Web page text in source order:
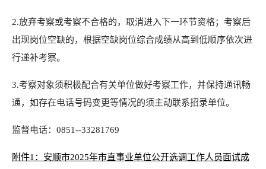
2.放弃考察或考察不合格的，取消进入下一环节资格；考察后
出现岗位空缺的，根据空缺岗位综合成绩从高到低顺序依次进
行递补考察。
3.考察对象须积极配合有关单位做好考察工作，并保持通讯畅
通，如存在电话号码变更等情况的须主动联系招录单位。
监督电话：0851--33281769
附件1：安顺市2025年市直事业单位公开选调工作人员面试成